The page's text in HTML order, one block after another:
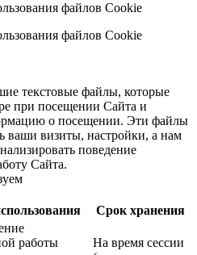
файлов Cookie
файлов Cookie
текстовые файлы, которые
при посещении Сайта и
о посещении. Эти файлы
ваши визиты, настройки, а нам
поведение
Сайта.
Срок хранения
работы
На время сессии